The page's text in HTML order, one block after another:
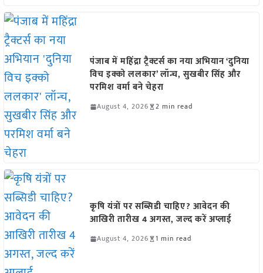
पंजाब में महिंद्रा ट्रैक्टर्स का नया अभियान ‘दुनिया
विच इक्को ललकार’ लॉन्च, सुखबीर सिंह और
परमिश वर्मा बने चेहरा
August 4, 2026 2 min read
कृषि यंत्रों पर सब्सिडी चाहिए? आवेदन की
आखिरी तारीख 4 अगस्त, जल्द करें अप्लाई
August 4, 2026 1 min read